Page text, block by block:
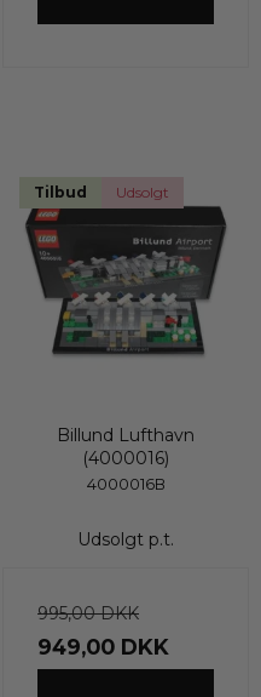
Tilbud Udsolgt
Billund Lufthavn
(4000016)
4000016B
Udsolgt p.t.
995,00 DKK
949,00 DKK